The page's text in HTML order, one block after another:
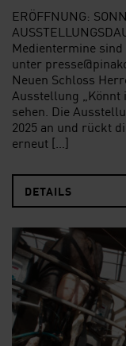
ERÖFFNUNG:
Medientermine
unter
Neuen Schloss
Ausstellung „Könnt
sehen. Die
2025 an und rückt
erneut […]
DETAILS